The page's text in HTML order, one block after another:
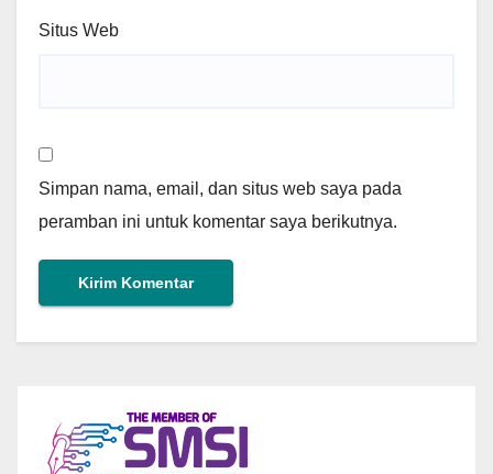
Situs Web
Simpan nama, email, dan situs web saya pada
peramban ini untuk komentar saya berikutnya.